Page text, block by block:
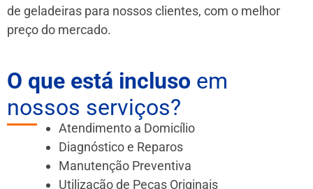
de geladeiras para nossos clientes, com o melhor
preço do mercado.
O que está incluso em
nossos serviços?
Atendimento a Domicílio
Diagnóstico e Reparos
Manutenção Preventiva
Utilização de Peças Originais